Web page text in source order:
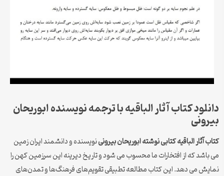
دانلود کتاب آثار الباقیه با ترجمه نویسنده ابوریحان
بیرونی
کتاب آثار الباقیه کتابی نوشته ابوریحان بیرونینویسنده و دانشمند ایران زمین
می باشد که از افتخارات ما محسوب می شود و تاریخ دیرینه این سرزمین کهن را
نمایش می دهد. این کتاب مطالعه تطبیقی تقویم‌های فرهنگ‌ها و تمدن‌های